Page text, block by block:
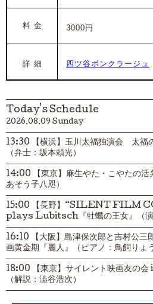
料 金 3000円
詳 細 四ツ谷ボンクラージュ
Today's Schedule
2026.08.09 Sunday
13:30 【横浜】玉川太福独演会 太福
（弁士：坂本頼光）
14:00 【東京】麻生やた・こやたの活
あそう子八咫）
15:00 【長野】“SILENT FILM
plays Lubitsch『牡蠣の王女』（演
16:10 【大阪】島津保次郎と吉村公
画黄金期『麗人』（ピアノ：鳥飼りょ
18:00 【東京】サイレント映画友の会
（解説：澁谷浩次）